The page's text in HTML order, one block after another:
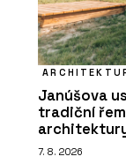
Janúšova
tradiční
7. 8. 2026